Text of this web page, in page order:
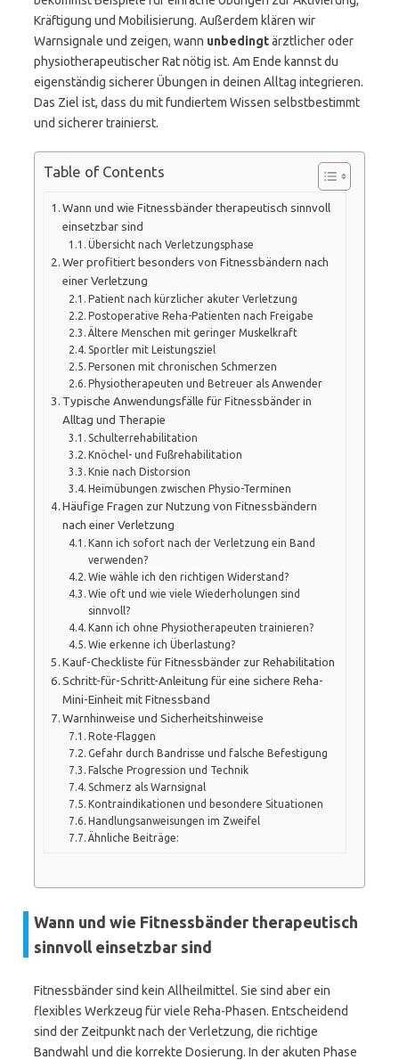
Kräftigung und Mobilisierung. Außerdem klären wir
Warnsignale und zeigen, wann unbedingtärztlicher oder
physiotherapeutischer Rat nötig ist. Am Ende kannst du
eigenständig sicherer Übungen in deinen Alltag integrieren.
Das Ziel ist, dass du mit fundiertem Wissen selbstbestimmt
und sicherer trainierst.
Table of Contents
Wann und wie Fitnessbänder therapeutisch sinnvoll
einsetzbar sind
Übersicht nach Verletzungsphase
Wer profitiert besonders von Fitnessbändern nach
einer Verletzung
Patient nach kürzlicher akuter Verletzung
Postoperative Reha-Patienten nach Freigabe
Ältere Menschen mit geringer Muskelkraft
Sportler mit Leistungsziel
Personen mit chronischen Schmerzen
Physiotherapeuten und Betreuer als Anwender
Typische Anwendungsfälle für Fitnessbänder in
Alltag und Therapie
Schulterrehabilitation
Knöchel- und Fußrehabilitation
Knie nach Distorsion
Heimübungen zwischen Physio-Terminen
Häufige Fragen zur Nutzung von Fitnessbändern
nach einer Verletzung
Kann ich sofort nach der Verletzung ein Band
verwenden?
Wie wähle ich den richtigen Widerstand?
Wie oft und wie viele Wiederholungen sind
sinnvoll?
Kann ich ohne Physiotherapeuten trainieren?
Wie erkenne ich Überlastung?
Kauf-Checkliste für Fitnessbänder zur Rehabilitation
Schritt-für-Schritt-Anleitung für eine sichere Reha-
Mini-Einheit mit Fitnessband
Warnhinweise und Sicherheitshinweise
Rote-Flaggen
Gefahr durch Bandrisse und falsche Befestigung
Falsche Progression und Technik
Schmerz als Warnsignal
Kontraindikationen und besondere Situationen
Handlungsanweisungen im Zweifel
Ähnliche Beiträge:
Wann und wie Fitnessbänder therapeutisch
sinnvoll einsetzbar sind
Fitnessbänder sind kein Allheilmittel. Sie sind aber ein
flexibles Werkzeug für viele Reha-Phasen. Entscheidend
sind der Zeitpunkt nach der Verletzung, die richtige
Bandwahl und die korrekte Dosierung. In der akuten Phase